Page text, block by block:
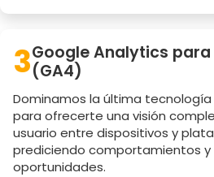
3Google Analytics
(GA4)
Dominamos la última
para ofrecerte una visión
usuario entre dispositivos y
prediciendo comportamientos
oportunidades.